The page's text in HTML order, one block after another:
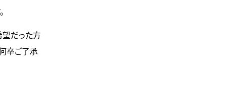
望だった方
卒ご了承